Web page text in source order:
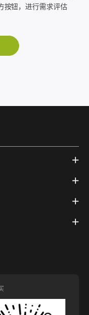
按钮，进行需求评估